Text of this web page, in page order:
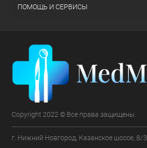
ПОМОЩЬ И СЕРВИСЫ
Copyright 2022 © Все права защищены.
г. Нижний Новгород, Казанское шоссе, 8/3